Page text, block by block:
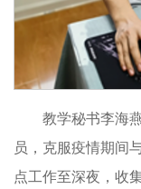
教学秘书李海
员，克服疫情期间
点工作至深夜，收